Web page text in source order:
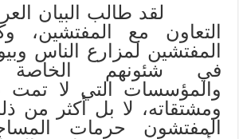
لقد طالب البيان
التعاون مع المفتشين،
المفتشين لمزارع الناس
في شئونهم الخاصة
والمؤسسات التي لا تمت
ومشتقاته، لا بل أكثر من
المفتشون حرمات